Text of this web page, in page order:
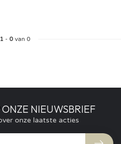
1 - 0van 0
NIEUWSBRIEF
onze laatste acties